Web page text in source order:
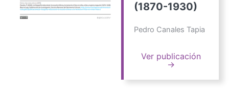
(1870-1930)
Pedro Canales Tapia
Ver publicación
→